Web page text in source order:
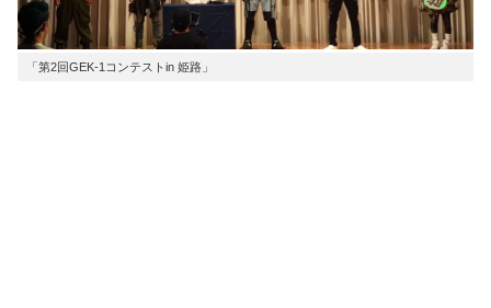
「第2回GEK-1コンテストin 姫路」